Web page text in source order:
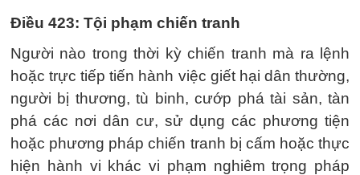
Điều 423: Tội phạm chiến tranh
Người nào trong thời kỳ chiến tranh mà ra lệnh
hoặc trực tiếp tiến hành việc giết hại dân thường,
người bị thương, tù binh, cướp phá tài sản, tàn
phá các nơi dân cư, sử dụng các phương tiện
hoặc phương pháp chiến tranh bị cấm hoặc thực
hiện hành vi khác vi phạm nghiêm trọng pháp